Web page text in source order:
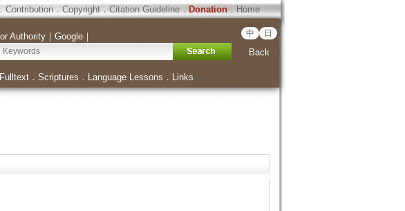
Contribution．Copyright．Citation Guideline．Donation．Home
Authority｜ Google｜ 中 日
Back
Fulltext． Scriptures ． Language Lessons ． Links